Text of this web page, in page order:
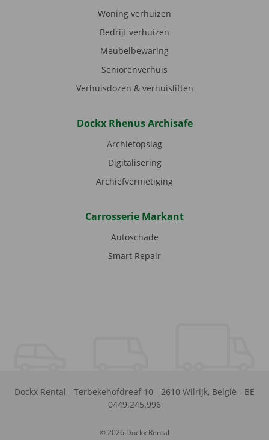
Woning verhuizen
Bedrijf verhuizen
Meubelbewaring
Seniorenverhuis
Verhuisdozen & verhuisliften
Dockx Rhenus Archisafe
Archiefopslag
Digitalisering
Archiefvernietiging
Carrosserie Markant
Autoschade
Smart Repair
Dockx Rental - Terbekehofdreef 10 - 2610 Wilrijk, België - BE
0449.245.996
© 2026 Dockx Rental